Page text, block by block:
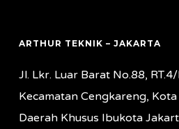
ARTHUR TEKNIK – JAKARTA
Jl. Lkr. Luar Barat No.88,
Kecamatan Cengkareng,
Daerah Khusus Ibukota